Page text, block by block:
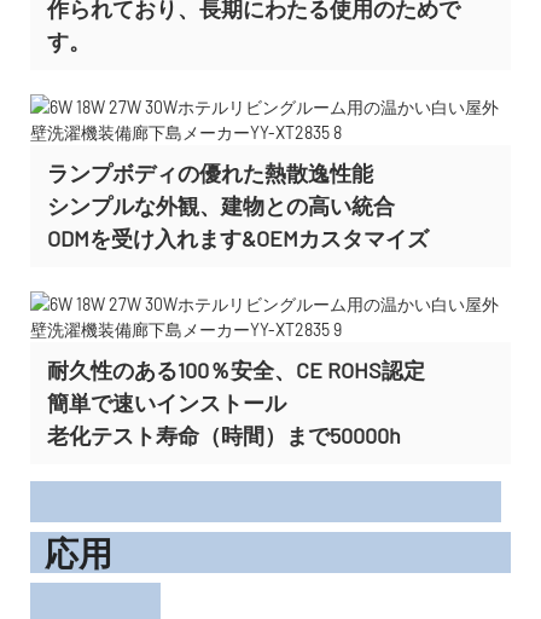
作られており、長期にわたる使用のためで
す。
ランプボディの優れた熱散逸性能
シンプルな外観、建物との高い統合
ODMを受け入れます&OEMカスタマイズ
耐久性のある100％安全、CE ROHS認定
簡単で速いインストール
老化テスト寿命（時間）まで50000h
応用